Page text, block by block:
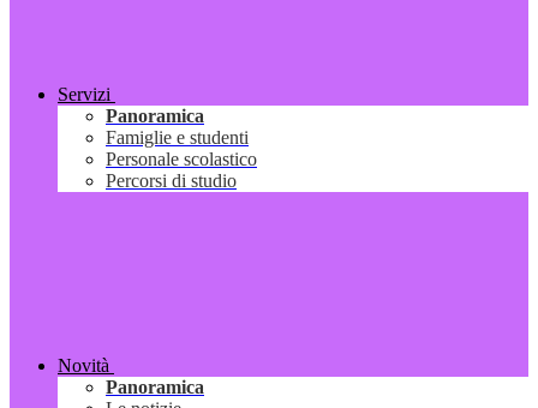
Servizi
Panoramica
Famiglie e studenti
Personale scolastico
Percorsi di studio
Novità
Panoramica